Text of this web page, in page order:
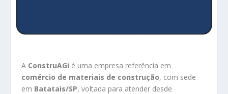
A ConstruAGi é uma empresa referência em
comércio de materiais de construção, com sede
em Batatais/SP, voltada para atender desde